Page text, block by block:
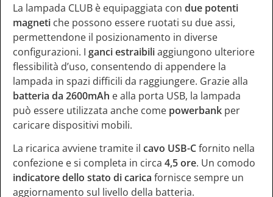
La lampada CLUB è equipaggiata con due potenti
magneti che possono essere ruotati su due assi,
permettendone il posizionamento in diverse
configurazioni. I ganci estraibiliaggiungono ulteriore
flessibilità d’uso, consentendo di appendere la
lampada in spazi difficili da raggiungere. Grazie alla
batteria da 2600mAh e alla porta USB, la lampada
può essere utilizzata anche come powerbank per
caricare dispositivi mobili.
La ricarica avviene tramite il cavo USB-Cfornito nella
confezione e si completa in circa 4,5 ore. Un comodo
indicatore dello stato di carica fornisce sempre un
aggiornamento sul livello della batteria.